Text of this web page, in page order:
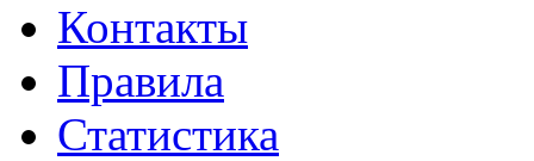
Контакты
Правила
Статистика